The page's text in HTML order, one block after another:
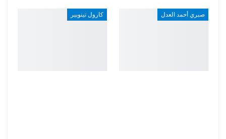
صبري أحمد العدل كارول تينوبير